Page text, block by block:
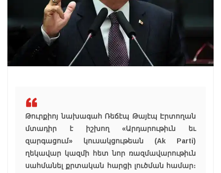
Թուրքիոյ նախագահ Ռեճէպ Թայէպ Էրտողան
մտադիր է իշխող «Արդարութիւն եւ
զարգացում» կուսակցութեան (Ak Parti)
ղեկավար կազմի հետ նոր ռազմավարութիւն
սահմանել քրտական հարցի լուծման համար։